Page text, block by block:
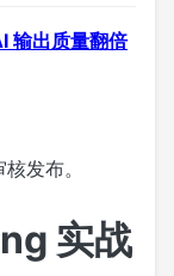
输出质量翻倍
发布。
实战